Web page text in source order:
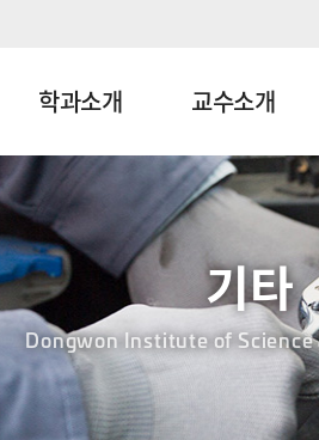
학과소개 교수소개
기타
Dongwon Institute of